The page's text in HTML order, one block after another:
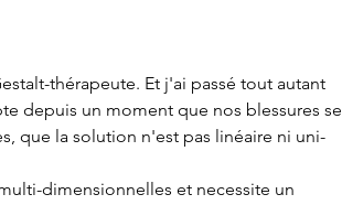
thérapeute. Et j'ai passé tout autant
depuis un moment que nos blessures se
que la solution n'est pas linéaire ni uni-
dimensionnelles et necessite un